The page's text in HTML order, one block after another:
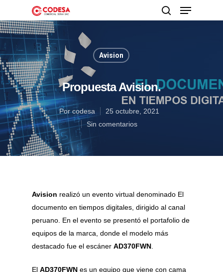
Presione enter para buscar o ESC para cerrar
Avision
Propuesta Avision.
Porcodesa
25 octubre, 2021
Sin comentarios
Avision realizó un evento virtual denominado El
documento en tiempos digitales, dirigido al canal
peruano. En el evento se presentó el portafolio de
equipos de la marca, donde el modelo más
destacado fue el escáner AD370FWN
El AD370FWN es un equipo que viene con cama